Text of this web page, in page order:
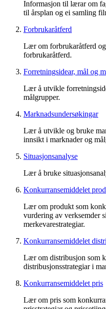
Informasjon til lærar om
til årsplan og ei samling
Forbrukaråtferd
Lær om forbrukaråtferd
forbrukaråtferd.
Forretningsidear, mål og
Lær å utvikle
målgrupper.
Marknadsundersøkingar
Lær å utvikle og bruke
innsikt i marknader og
Situasjonsanalyse
Lær å bruke
Konkurransemiddelet
Lær om produkt som
vurdering av verksemder
merkevarestrategiar.
Konkurransemiddelet
Lær om distribusjon som
distribusjonsstrategiar i
Konkurransemiddelet pris
Lær om pris som